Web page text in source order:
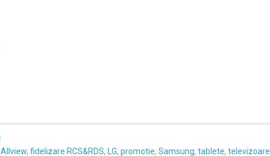
Allview, fidelizare RCS&RDS, LG, promotie, Samsung, tablete, televizoare